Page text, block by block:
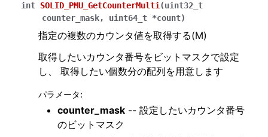
int SOLID_PMU_GetCounterMulti (uint32_t
counter_mask, uint64_t *count)
指定の複数のカウンタ値を取得する(M)
取得したいカウンタ番号をビットマスクで設定
し、 取得したい個数分の配列を用意します
パラメータ:
counter_mask -- 設定したいカウンタ番号
のビットマスク